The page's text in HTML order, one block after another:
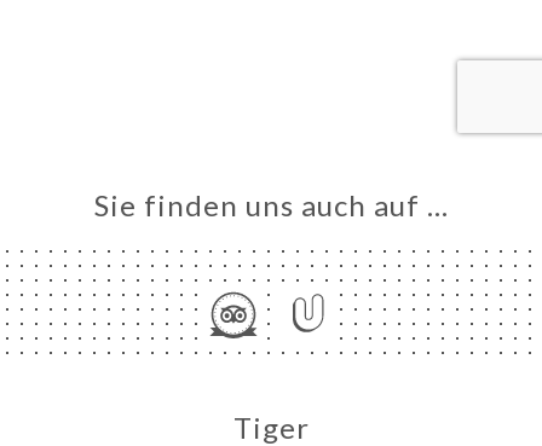
Sie finden uns auch auf …
Tiger